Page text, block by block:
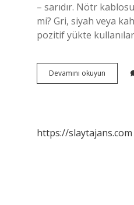
– sarıdır. Nötr
mi? Gri, siyah veya
pozitif yükte
Devamını okuyun
Artı
https://slaytajans.com